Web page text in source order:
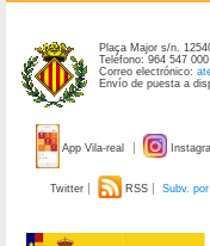
Plaça Major s/n.
Teléfono: 964 547
Correo electrónico:
Envío de puesta a
App Vila-real
Twitter RSS Subv.